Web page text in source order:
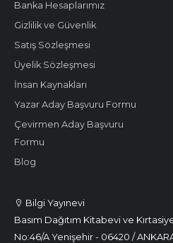
Bilgi Yayınevi
Basım Dağıtım Kitabevi ve
No:46/A Yenişehir - 06420 /
Banka Hesaplarımız
Gizlilik ve Güvenlik
Satış Sözleşmesi
Üyelik Sözleşmesi
İnsan Kaynakları
Yazar Aday Başvuru Formu
Çevirmen Aday Başvuru
Formu
Blog